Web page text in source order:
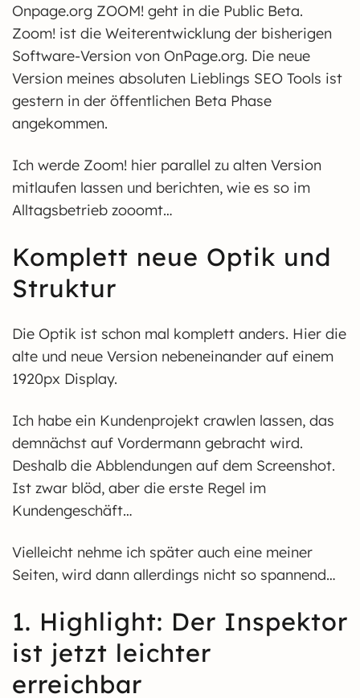
Onpage.org ZOOM! geht in die Public Beta.
Zoom! ist die Weiterentwicklung der bisherigen
Software-Version von OnPage.org. Die neue
Version meines absoluten Lieblings SEO Tools ist
gestern in der öffentlichen Beta Phase
angekommen.
Ich werde Zoom! hier parallel zu alten Version
mitlaufen lassen und berichten, wie es so im
Alltagsbetrieb zooomt…
Komplett neue Optik und
Struktur
Die Optik ist schon mal komplett anders. Hier die
alte und neue Version nebeneinander auf einem
1920px Display.
Ich habe ein Kundenprojekt crawlen lassen, das
demnächst auf Vordermann gebracht wird.
Deshalb die Abblendungen auf dem Screenshot.
Ist zwar blöd, aber die erste Regel im
Kundengeschäft…
Vielleicht nehme ich später auch eine meiner
Seiten, wird dann allerdings nicht so spannend…
1. Highlight: Der Inspektor
ist jetzt leichter
erreichbar